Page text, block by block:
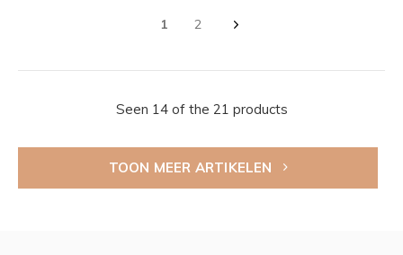
1 2
Seen 14 of the 21 products
TOON MEER ARTIKELEN